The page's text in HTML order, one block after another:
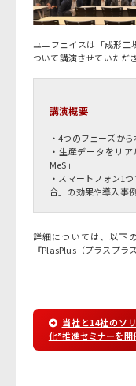
ユニフェイスは「成形工
ついて講演させていただ
講演概要
・4つのフェーズか
・生産データをリ
MeS」
・スマートフォン1
合」の効果や導入事
詳細については、以下
『PlasPlus（プラスプラ
当社と14社のソ
化”推進セミナーを